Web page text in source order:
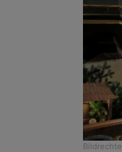
Bildrechte